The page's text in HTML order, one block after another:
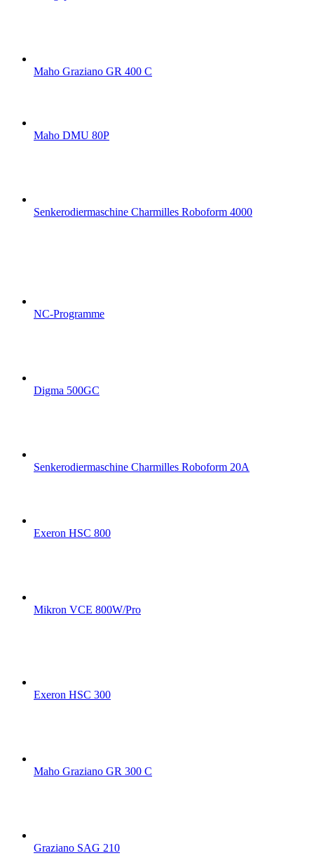
Maho Graziano GR 400 C
Maho DMU 80P
Senkerodiermaschine Charmilles Roboform 4000
NC-Programme
Digma 500GC
Senkerodiermaschine Charmilles Roboform 20A
Exeron HSC 800
Mikron VCE 800W/Pro
Exeron HSC 300
Maho Graziano GR 300 C
Graziano SAG 210